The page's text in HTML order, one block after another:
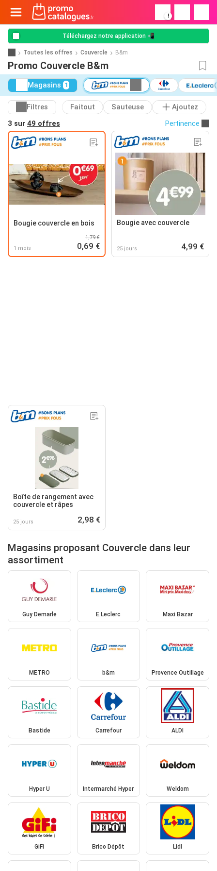
!
Téléchargez notre application 📲
Toutes les offres Couvercle B&m
Promo Couvercle B&m
Magasins 1
Filtres Faitout Sauteuse
Ajoutez
3 sur 49 offres Pertinence
Bougie couvercle en bois
1 mois
1,79 €
0,69 €
Bougie avec couvercle
25 jours 4,99 €
Boîte de rangement avec
couvercle et râpes
25 jours 2,98 €
Magasins proposant Couvercle dans leur
assortiment
Guy Demarle E.Leclerc Maxi Bazar
METRO b&m Provence Outillage
Bastide Carrefour ALDI
Hyper U Intermarché Hyper Weldom
GiFi Brico Dépôt Lidl